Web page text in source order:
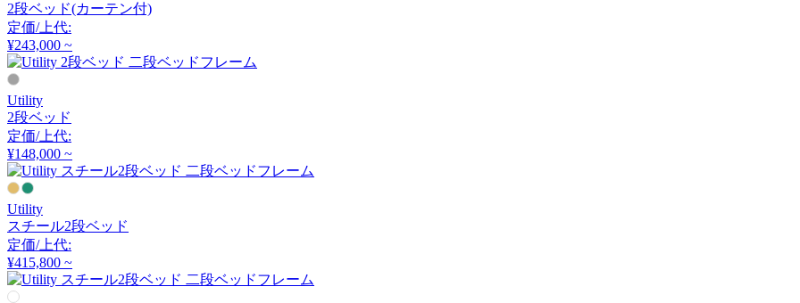
ユーティリティ
コジマコウゲイ
ムジルシリョウヒン
2段ベッド(カーテン付)
定価/上代:
¥243,000 ~
Utility
2段ベッド
定価/上代:
¥148,000 ~
Utility
スチール2段ベッド
定価/上代:
¥415,800 ~